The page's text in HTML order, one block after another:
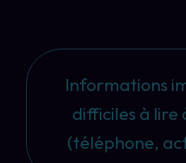
Informations
difficiles à lire
(téléphone,